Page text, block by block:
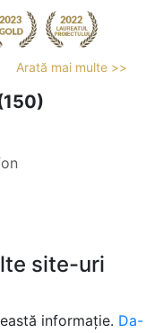
Arată mai multe >>
site-uri
informație. Da-